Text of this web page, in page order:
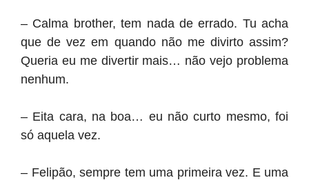
– Calma brother, tem nada de errado. Tu acha
que de vez em quando não me divirto assim?
Queria eu me divertir mais… não vejo problema
nenhum.
– Eita cara, na boa… eu não curto mesmo, foi
só aquela vez.
– Felipão, sempre tem uma primeira vez. E uma